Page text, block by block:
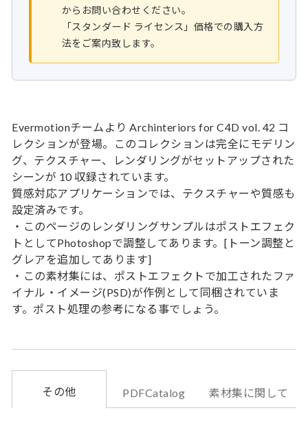
からお問い合わせください。
「スタンダード ライセンス」価格での購入方
法をご案内致します。
Evermotionチームより Archinteriors for C4D vol. 42 コ
レクションが登場。このコレクションは完全にモデリン
グ、テクスチャー、レンダリングがセットアップされた
シーンが 10 収録されています。
質感対応アプリケーションでは、テクスチャーや質感も
設定済みです。
・このページのレンダリングサンプルはポストエフェク
トとしてPhotoshopで調整してあります。[トーン調整と
グレアを追加してあります]
・この素材集には、ポストエフェクトで加工されたファ
イナル・イメージ(PSD)が作例として同梱されていま
す。ポスト処理の参考になる事でしょう。
その他 PDFCatalog 素材集に関して